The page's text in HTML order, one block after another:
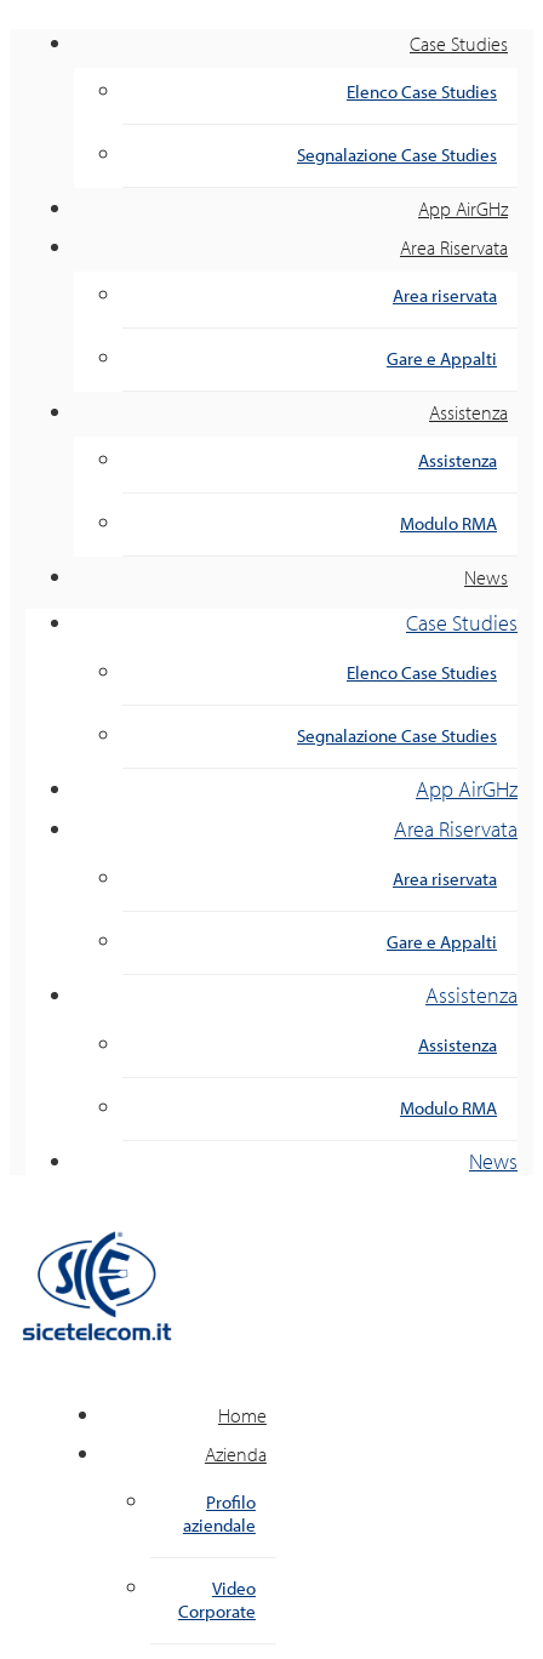
Case Studies
Elenco Case Studies
Segnalazione Case Studies
App AirGHz
Area Riservata
Area riservata
Gare e Appalti
Assistenza
Assistenza
Modulo RMA
News
Case Studies
Elenco Case Studies
Segnalazione Case Studies
App AirGHz
Area Riservata
Area riservata
Gare e Appalti
Assistenza
Assistenza
Modulo RMA
News
Home
Azienda
Profilo
aziendale
Video
Corporate